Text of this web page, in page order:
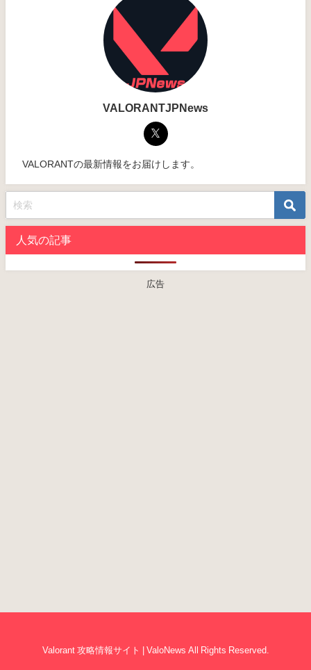
VALORANTJPNews
VALORANTの最新情報をお届けします。
人気の記事
広告
Valorant 攻略情報サイト | ValoNews All Rights Reserved.